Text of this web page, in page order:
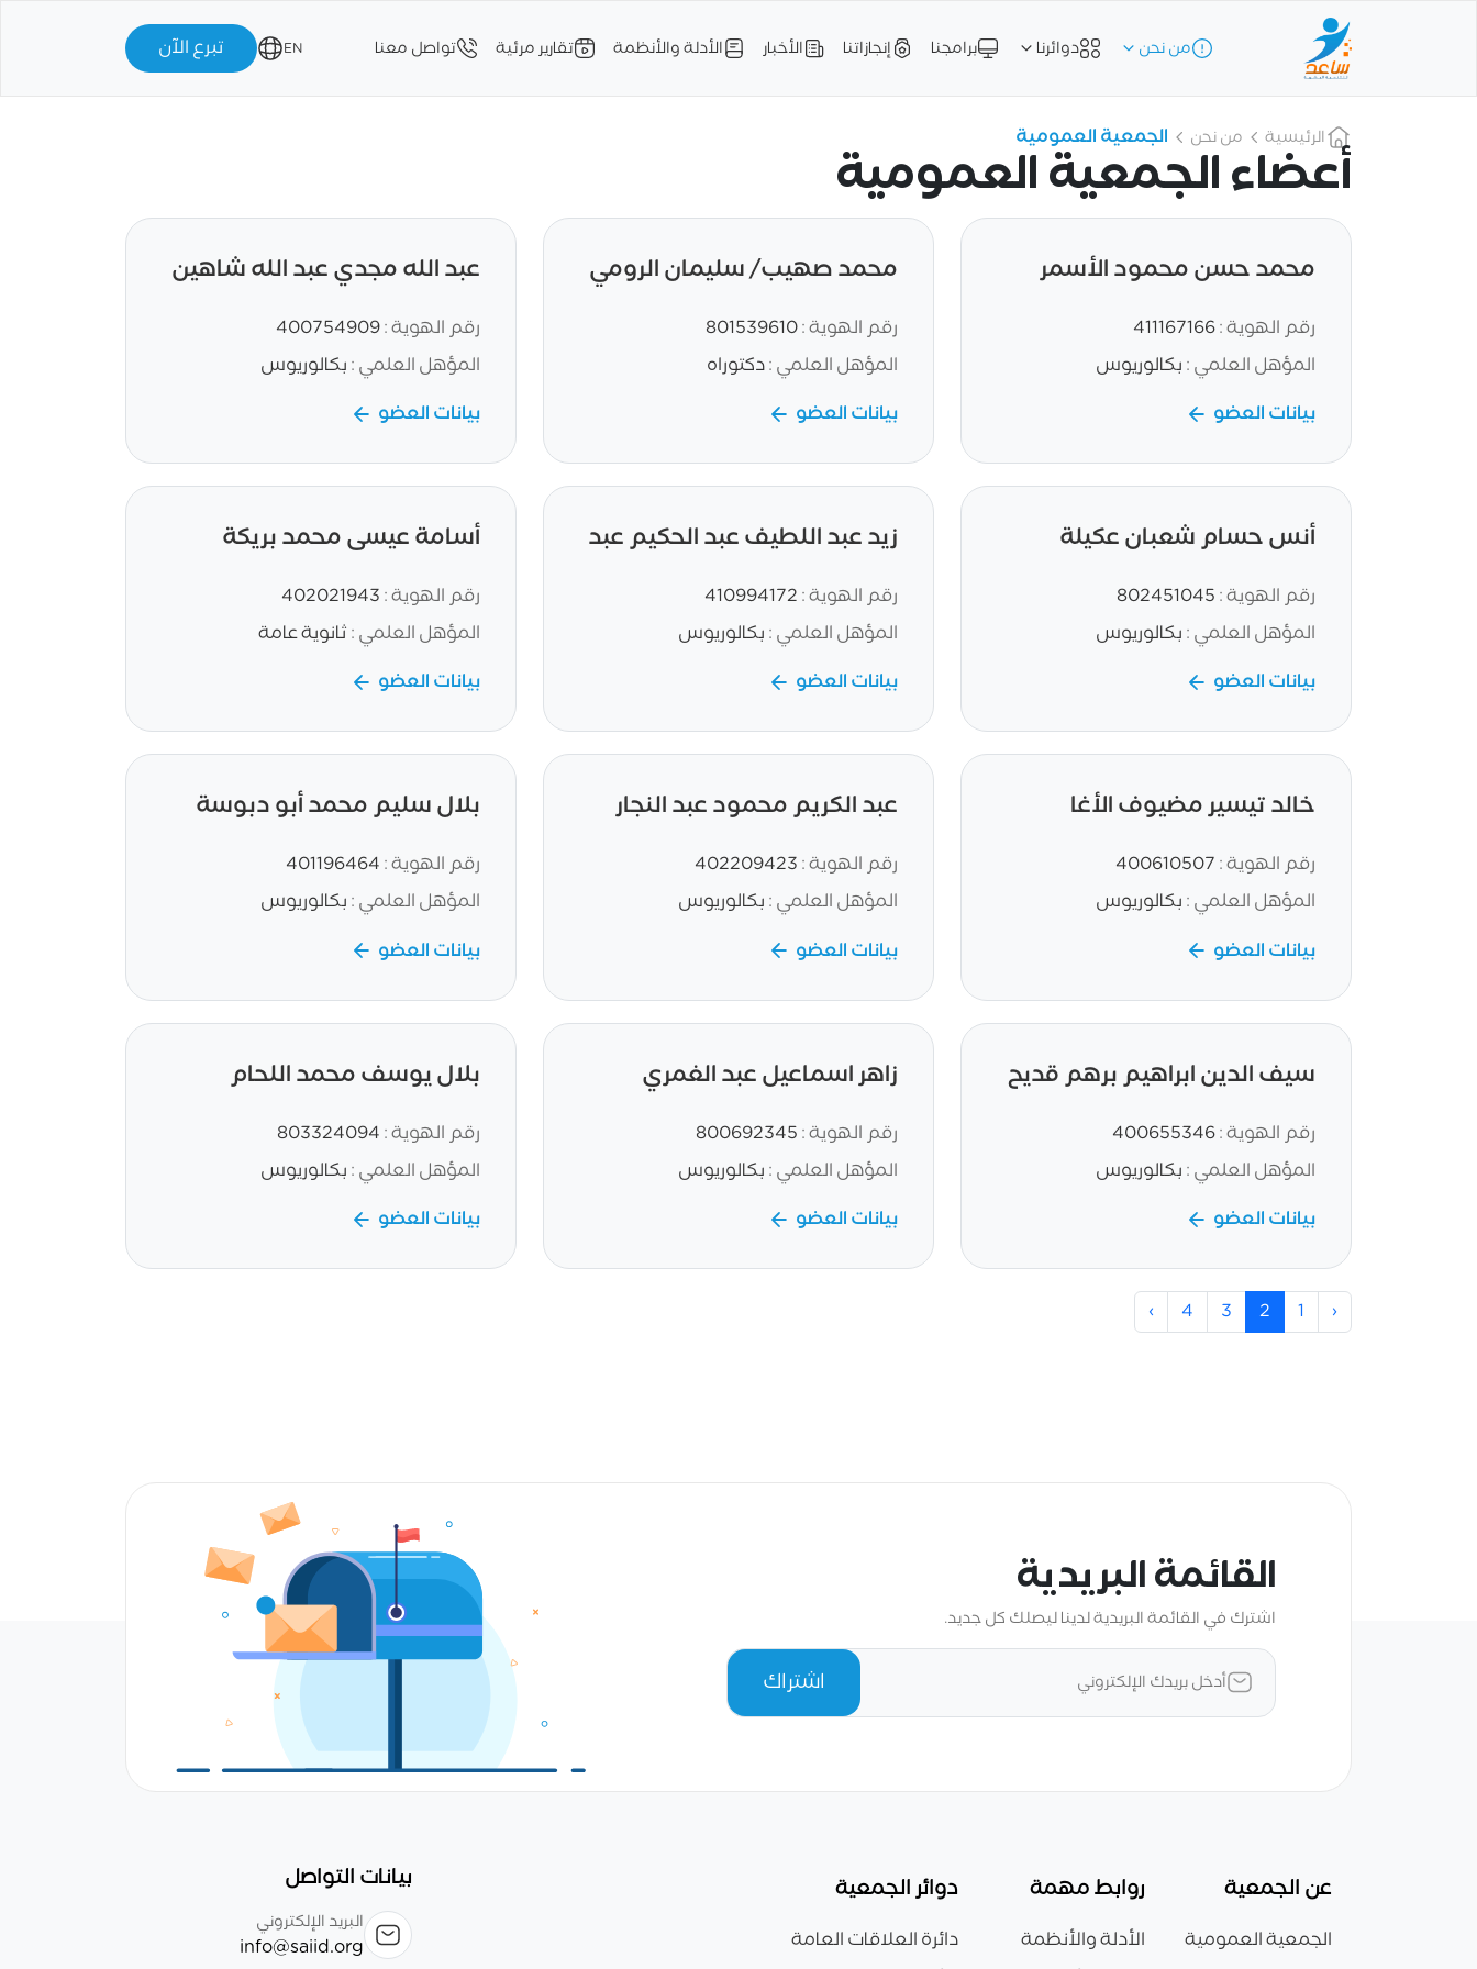
من نحن دوائرنا برامجنا إنجازاتنا الأخبار الأدلة والأنظمة تقارير مرئية تواصل معنا EN تبرع الآن
الرئيسية من نحن الجمعية العمومية
أعضاء الجمعية العمومية
محمد حسن محمود الأسمر
رقم الهوية :
المؤهل العلمي : بكالوريوس
بيانات العضو
محمد صهيب/ سليمان الرومي
رقم الهوية :
المؤهل العلمي :دكتوراه
بيانات العضو
عبد الله مجدي عبد الله شاهين
رقم الهوية :
المؤهل العلمي : بكالوريوس
بيانات العضو
أنس حسام شعبان عكيلة
رقم الهوية :
المؤهل العلمي : بكالوريوس
بيانات العضو
زيد عبد اللطيف عبد الحكيم عبد
رقم الهوية :
المؤهل العلمي : بكالوريوس
بيانات العضو
أسامة عيسى محمد بريكة
رقم الهوية :
المؤهل العلمي : ثانوية عامة
بيانات العضو
خالد تيسير مضيوف الأغا
رقم الهوية :
المؤهل العلمي : بكالوريوس
بيانات العضو
عبد الكريم محمود عبد النجار
رقم الهوية :
المؤهل العلمي : بكالوريوس
بيانات العضو
بلال سليم محمد أبو دبوسة
رقم الهوية :
المؤهل العلمي : بكالوريوس
بيانات العضو
سيف الدين ابراهيم برهم قديح
رقم الهوية :
المؤهل العلمي : بكالوريوس
بيانات العضو
زاهر اسماعيل عبد الغمري
رقم الهوية :
المؤهل العلمي : بكالوريوس
بيانات العضو
بلال يوسف محمد اللحام
رقم الهوية :
المؤهل العلمي : بكالوريوس
بيانات العضو
‹
1
2
3
4
›
القائمة البريدية
اشترك في القائمة البريدية لدينا ليصلك كل جديد.
اشتراك
عن الجمعية
الجمعية العمومية
روابط مهمة
الأدلة والأنظمة
دوائر الجمعية
دائرة العلاقات العامة
بيانات التواصل
البريد الإلكتروني
info@saiid.org